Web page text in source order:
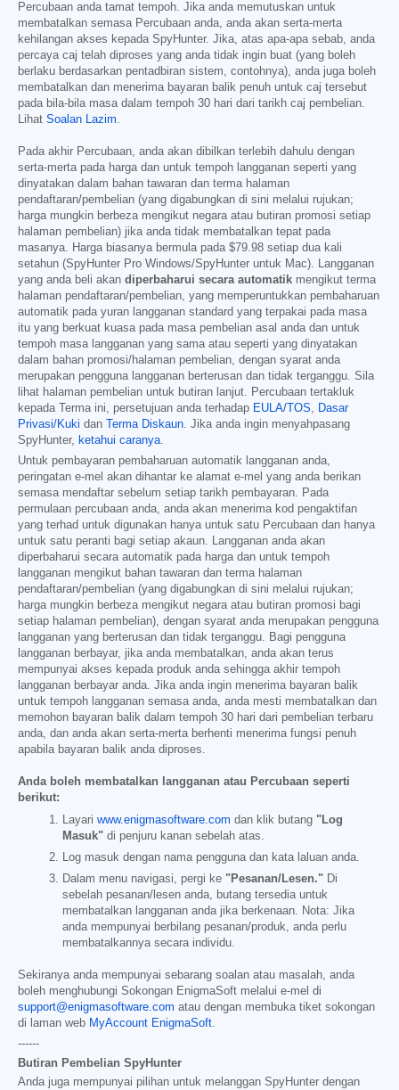
Percubaan anda tamat tempoh. Jika anda memutuskan untuk
membatalkan semasa Percubaan anda, anda akan serta-merta
kehilangan akses kepada SpyHunter. Jika, atas apa-apa sebab, anda
percaya caj telah diproses yang anda tidak ingin buat (yang boleh
berlaku berdasarkan pentadbiran sistem, contohnya), anda juga boleh
membatalkan dan menerima bayaran balik penuh untuk caj tersebut
pada bila-bila masa dalam tempoh 30 hari dari tarikh caj pembelian.
Lihat Soalan Lazim.
Pada akhir Percubaan, anda akan dibilkan terlebih dahulu dengan
serta-merta pada harga dan untuk tempoh langganan seperti yang
dinyatakan dalam bahan tawaran dan terma halaman
pendaftaran/pembelian (yang digabungkan di sini melalui rujukan;
harga mungkin berbeza mengikut negara atau butiran promosi setiap
halaman pembelian) jika anda tidak membatalkan tepat pada
masanya. Harga biasanya bermula pada $79.98 setiap dua kali
setahun (SpyHunter Pro Windows/SpyHunter untuk Mac). Langganan
yang anda beli akan diperbaharui secara automatik mengikut terma
halaman pendaftaran/pembelian, yang memperuntukkan pembaharuan
automatik pada yuran langganan standard yang terpakai pada masa
itu yang berkuat kuasa pada masa pembelian asal anda dan untuk
tempoh masa langganan yang sama atau seperti yang dinyatakan
dalam bahan promosi/halaman pembelian, dengan syarat anda
merupakan pengguna langganan berterusan dan tidak terganggu. Sila
lihat halaman pembelian untuk butiran lanjut. Percubaan tertakluk
kepada Terma ini, persetujuan anda terhadap EULA/TOS, Dasar
Privasi/Kuki dan Terma Diskaun. Jika anda ingin menyahpasang
SpyHunter, ketahui caranya.
Untuk pembayaran pembaharuan automatik langganan anda,
peringatan e-mel akan dihantar ke alamat e-mel yang anda berikan
semasa mendaftar sebelum setiap tarikh pembayaran. Pada
permulaan percubaan anda, anda akan menerima kod pengaktifan
yang terhad untuk digunakan hanya untuk satu Percubaan dan hanya
untuk satu peranti bagi setiap akaun. Langganan anda akan
diperbaharui secara automatik pada harga dan untuk tempoh
langganan mengikut bahan tawaran dan terma halaman
pendaftaran/pembelian (yang digabungkan di sini melalui rujukan;
harga mungkin berbeza mengikut negara atau butiran promosi bagi
setiap halaman pembelian), dengan syarat anda merupakan pengguna
langganan yang berterusan dan tidak terganggu. Bagi pengguna
langganan berbayar, jika anda membatalkan, anda akan terus
mempunyai akses kepada produk anda sehingga akhir tempoh
langganan berbayar anda. Jika anda ingin menerima bayaran balik
untuk tempoh langganan semasa anda, anda mesti membatalkan dan
memohon bayaran balik dalam tempoh 30 hari dari pembelian terbaru
anda, dan anda akan serta-merta berhenti menerima fungsi penuh
apabila bayaran balik anda diproses.
Anda boleh membatalkan langganan atau Percubaan seperti
berikut:
Layari www.enigmasoftware.com dan klik butang "Log
Masuk" di penjuru kanan sebelah atas.
Log masuk dengan nama pengguna dan kata laluan anda.
Dalam menu navigasi, pergi ke "Pesanan/Lesen." Di
sebelah pesanan/lesen anda, butang tersedia untuk
membatalkan langganan anda jika berkenaan. Nota: Jika
anda mempunyai berbilang pesanan/produk, anda perlu
membatalkannya secara individu.
Sekiranya anda mempunyai sebarang soalan atau masalah, anda
boleh menghubungi Sokongan EnigmaSoft melalui e-mel di
support@enigmasoftware.com atau dengan membuka tiket sokongan
di laman web MyAccount EnigmaSoft.
------
Butiran Pembelian SpyHunter
Anda juga mempunyai pilihan untuk melanggan SpyHunter dengan